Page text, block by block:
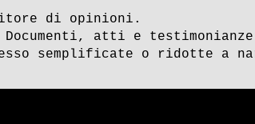
di opinioni.
atti e
semplificate o ridotte a